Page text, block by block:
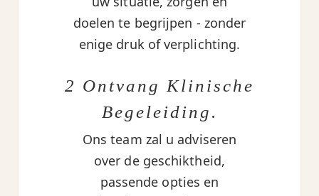
doelen te begrijpen - zonder
enige druk of verplichting.
2 Ontvang Klinische
Begeleiding.
Ons team zal u adviseren
over de geschiktheid,
passende opties en